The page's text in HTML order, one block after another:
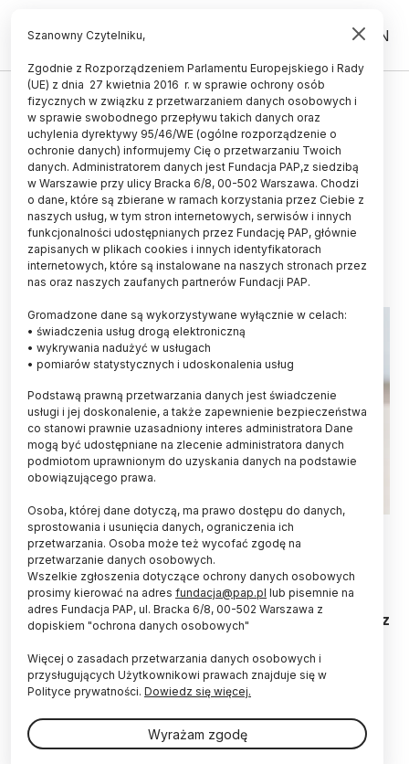
PL EN
ZDROWIE
Eksperci: nieswoiste choroby
zapalne jelit powinny być dobrze
leczone, niezależnie od miejsca
zamieszkania pacjenta
19.05.2026
aktualizacja: 19.05.2026
5 minut czytania
Fot. Adobe Stock
Nieswoiste choroby zapalne jelit (NChZJ), które
dotyczą głównie ludzi młodych, powinny być
leczone skutecznie, niezależnie od miejsca
zamieszkania pacjentów – przypominają eksperci z
okazji Światowego Dnia Nieswoistych Chorób
Zapalnych Jelit, który przypada 19 maja.
kompleksowej opieki nad tą grupą pacjentów oraz
sieci specjalistycznych, referencyjnych ośrodków,
Szanowny Czytelniku,
Zgodnie z Rozporządzeniem Parlamentu Europejskiego i Rady
(UE) z dnia 27 kwietnia 2016 r. w sprawie ochrony osób
fizycznych w związku z przetwarzaniem danych osobowych i
w sprawie swobodnego przepływu takich danych oraz
uchylenia dyrektywy 95/46/WE (ogólne rozporządzenie o
ochronie danych) informujemy Cię o przetwarzaniu Twoich
danych. Administratorem danych jest Fundacja PAP,z siedzibą
w Warszawie przy ulicy Bracka 6/8, 00-502 Warszawa. Chodzi
o dane, które są zbierane w ramach korzystania przez Ciebie z
naszych usług, w tym stron internetowych, serwisów i innych
funkcjonalności udostępnianych przez Fundację PAP, głównie
zapisanych w plikach cookies i innych identyfikatorach
internetowych, które są instalowane na naszych stronach przez
nas oraz naszych zaufanych partnerów Fundacji PAP.
Gromadzone dane są wykorzystywane wyłącznie w celach:
• świadczenia usług drogą elektroniczną
• wykrywania nadużyć w usługach
• pomiarów statystycznych i udoskonalenia usług
Podstawą prawną przetwarzania danych jest świadczenie
usługi i jej doskonalenie, a także zapewnienie bezpieczeństwa
co stanowi prawnie uzasadniony interes administratora Dane
mogą być udostępniane na zlecenie administratora danych
podmiotom uprawnionym do uzyskania danych na podstawie
obowiązującego prawa.
Osoba, której dane dotyczą, ma prawo dostępu do danych,
sprostowania i usunięcia danych, ograniczenia ich
przetwarzania. Osoba może też wycofać zgodę na
przetwarzanie danych osobowych.
Wszelkie zgłoszenia dotyczące ochrony danych osobowych
prosimy kierować na adres fundacja@pap.pl lub pisemnie na
adres Fundacja PAP, ul. Bracka 6/8, 00-502 Warszawa z
dopiskiem "ochrona danych osobowych"
Więcej o zasadach przetwarzania danych osobowych i
przysługujących Użytkownikowi prawach znajduje się w
Polityce prywatności. Dowiedz się więcej.
Wyrażam zgodę